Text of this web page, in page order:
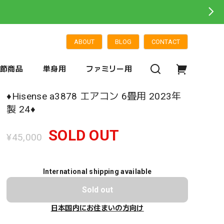
ABOUT BLOG CONTACT
商品 単身用 ファミリー用
♦️Hisense a3878 エアコン 6畳用 2023年
製 24♦️
¥45,000 SOLD OUT
International shipping available
Sold out
日本国内にお住まいの方向け